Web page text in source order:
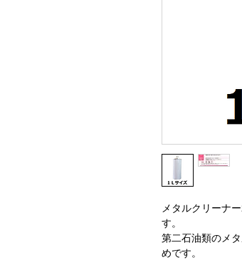
メタルクリーナ
す。
第二石油類のメ
めです。